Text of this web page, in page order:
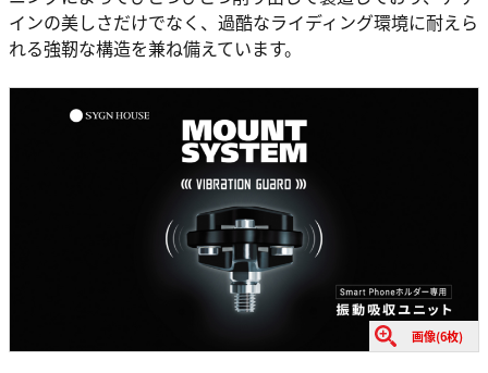
インの美しさだけでなく、過酷なライディング環境に耐えら
れる強靭な構造を兼ね備えています。
画像(6枚)